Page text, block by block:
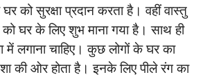
को सुरक्षा प्रदान करता है। वहीं वास्तु
घर के लिए शुभ माना गया है। साथ ही
में लगाना चाहिए। कुछ लोगों के घर का
की ओर होता है। इनके लिए पीले रंग का